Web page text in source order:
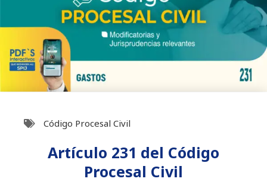
Código Procesal Civil
Artículo 231 del Código
Procesal Civil